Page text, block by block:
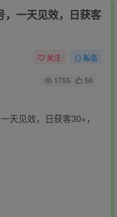
，一天见效，日获客
关注 私信
1755 56